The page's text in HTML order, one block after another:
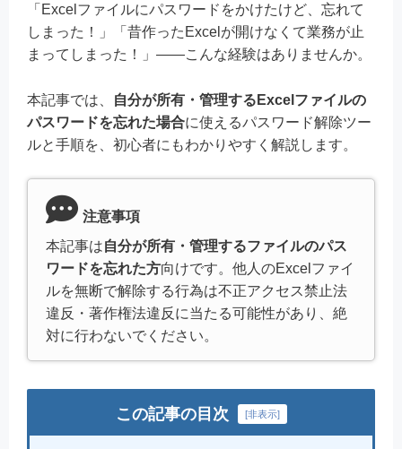
「Excelファイルにパスワードをかけたけど、忘れて
しまった！」「昔作ったExcelが開けなくて業務が止
まってしまった！」——こんな経験はありませんか。
本記事では、
自分が所有・管理するExcelファイルの
パスワードを忘れた場合に使えるパスワード解除ツー
ルと手順を、初心者にもわかりやすく解説します。
注意事項
本記事は自分が所有・管理するファイルのパス
ワードを忘れた方向けです。他人のExcelファイ
ルを無断で解除する行為は不正アクセス禁止法
違反・著作権法違反に当たる可能性があり、絶
対に行わないでください。
この記事の目次 [非表示]